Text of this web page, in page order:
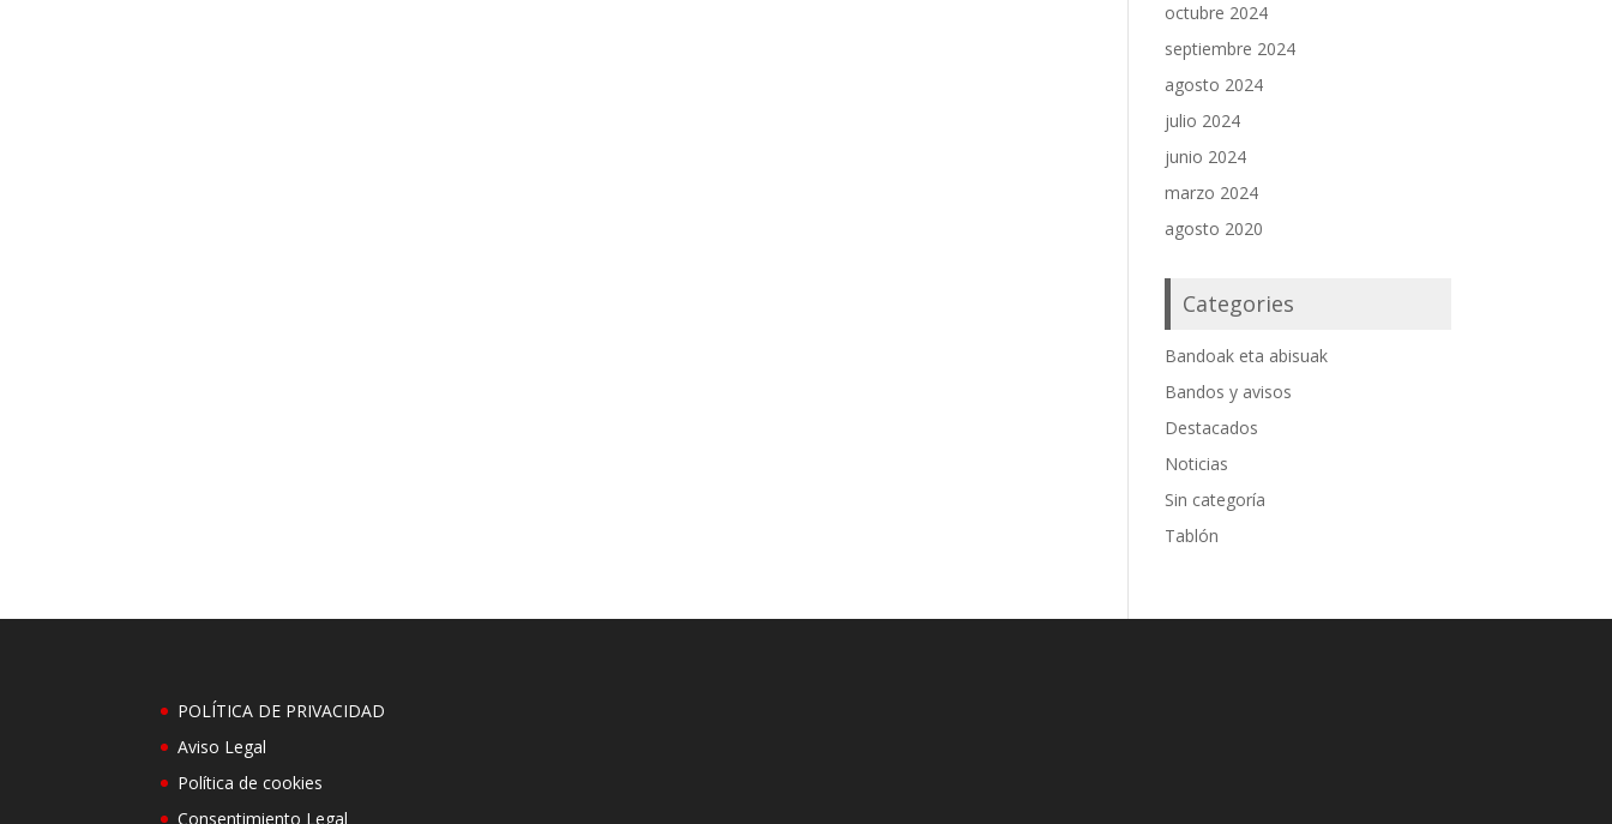
octubre 2024
septiembre 2024
agosto 2024
julio 2024
junio 2024
marzo 2024
agosto 2020
Categories
Bandoak eta abisuak
Bandos y avisos
Destacados
Noticias
Sin categoría
Tablón
POLÍTICA DE PRIVACIDAD
Aviso Legal
Política de cookies
Consentimiento Legal